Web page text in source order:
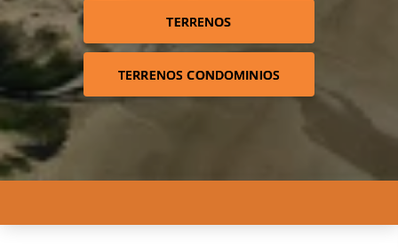
TERRENOS
TERRENOS CONDOMINIOS